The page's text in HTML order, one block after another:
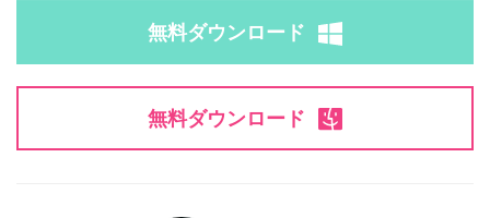
無料ダウンロード
無料ダウンロード